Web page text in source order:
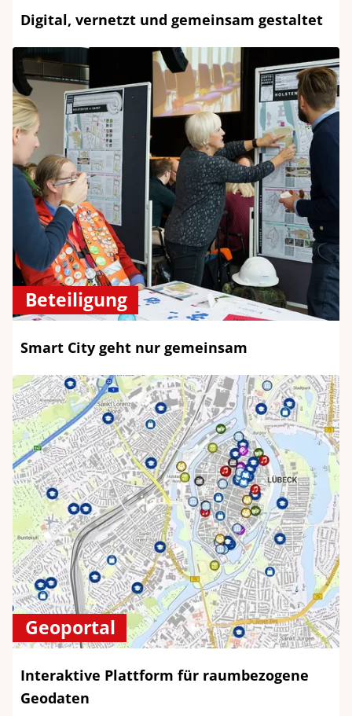
Digital, vernetzt und gemeinsam gestaltet
Beteiligung
Smart City geht nur gemeinsam
Geoportal
Interaktive Plattform für raumbezogene
Geodaten